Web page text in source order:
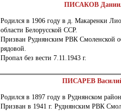
ПИСАКОВ
Родился в 1906 году в д. Макаренки
области Белорусской ССР.
Призван Руднянским РВК Смоленской
рядовой.
Пропал без вести 7.11.1943 г.
ПИСАРЕВ
Родился в 1897 году в Руднянском
Призван в 1941 г. Руднянским РВК